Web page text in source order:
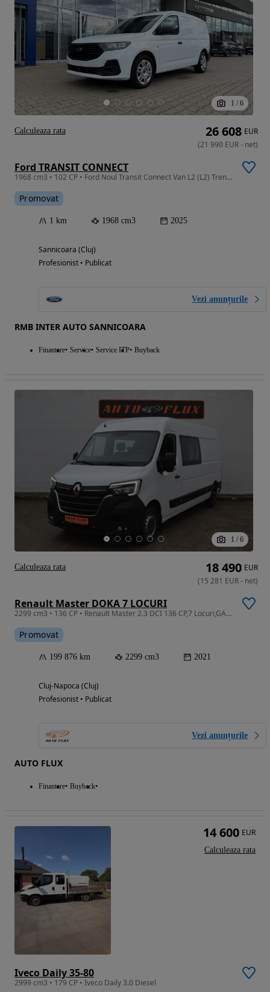
1 / 6
Ford TRANSIT CONNECT
1968 cm3 • 102 CP • Ford Noul Transit Connect Van L2 (L2) Trend 2.0 Diesel 102 CP M6 FWD
Promovat
1 km 1968 cm3 2025
Sannicoara (Cluj)
Profesionist • Publicat
Vezi anunțurile
RMB INTER AUTO SANNICOARA
Finantare Service Service ITP Buyback
26 608 EUR
(21 990 EUR- net)
Calculeaza rata
1 / 6
Renault Master DOKA 7 LOCURI
2299 cm3 • 136 CP • Renault Master 2.3 DCI 136 CP,7 Locuri,GARANTIE 3 ANI,TVA Deductibil
Promovat
199 876 km 2299 cm3 2021
Cluj-Napoca (Cluj)
Profesionist • Publicat
Vezi anunțurile
AUTO FLUX
Finantare Buyback
18 490 EUR
(15 281 EUR- net)
Calculeaza rata
Iveco Daily 35-80
2999 cm3 • 179 CP • Iveco Daily 3.0 Diesel
14 600 EUR
Calculeaza rata